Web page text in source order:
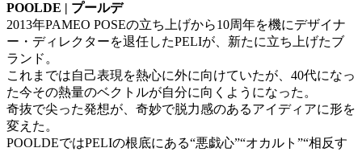
POOLDE | プールデ
2013年PAMEO POSEの立ち上げから10周年を機にデザイナ
ー・ディレクターを退任したPELIが、新たに立ち上げたブ
ランド。
これまでは自己表現を熱心に外に向けていたが、40代になっ
た今その熱量のベクトルが自分に向くようになった。
奇抜で尖った発想が、奇妙で脱力感のあるアイディアに形を
変えた。
POOLDEではPELIの根底にある“悪戯心”“オカルト”“相反す